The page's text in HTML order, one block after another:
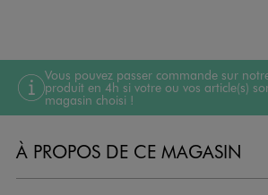
Vous pouvez passer commande sur
produit en 4h si votre ou vos article(s)
magasin choisi !
À PROPOS DE CE MAGASIN